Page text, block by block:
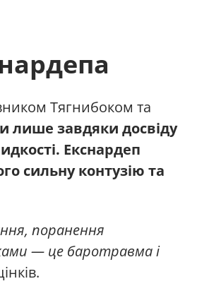
Тягнибоком та
лише завдяки досвіду
Екснардеп
сильну контузію та
поранення
— це баротравма і